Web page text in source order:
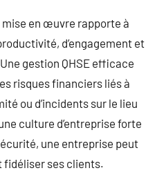
mise en œuvre rapporte à
d’engagement et
gestion QHSE efficace
risques financiers liés à
ou d’incidents sur le lieu
culture d’entreprise forte
une entreprise peut
fidéliser ses clients.